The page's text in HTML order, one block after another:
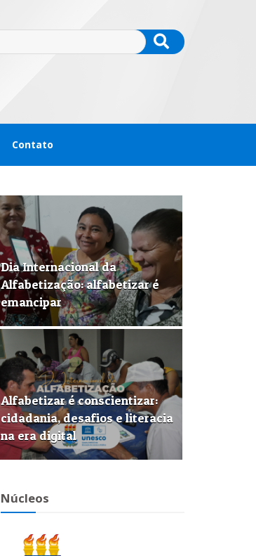
Contato
Dia Internacional da
Alfabetização: alfabetizar é
emancipar
Alfabetizar é conscientizar:
cidadania, desafios e literacia
na era digital
Núcleos